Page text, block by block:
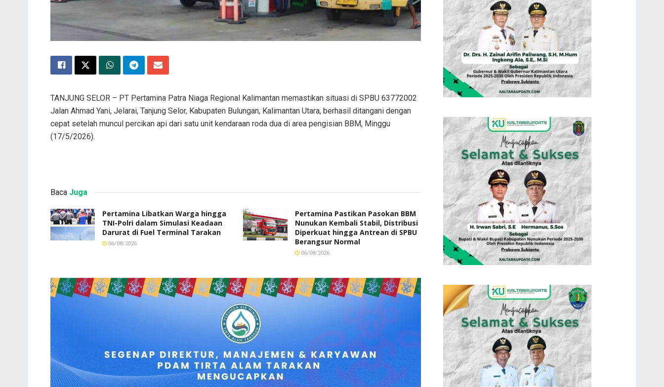
TANJUNG SELOR – PT Pertamina Patra Niaga Regional Kalimantan memastikan situasi di SPBU 63772002
Jalan Ahmad Yani, Jelarai, Tanjung Selor, Kabupaten Bulungan, Kalimantan Utara, berhasil ditangani dengan
cepat setelah muncul percikan api dari satu unit kendaraan roda dua di area pengisian BBM, Minggu
(17/5/2026).
Baca Juga
Pertamina Libatkan Warga hingga
TNI-Polri dalam Simulasi Keadaan
Darurat di Fuel Terminal Tarakan
06/08/2026
Pertamina Pastikan Pasokan BBM
Nunukan Kembali Stabil, Distribusi
Diperkuat hingga Antrean di SPBU
Berangsur Normal
06/08/2026